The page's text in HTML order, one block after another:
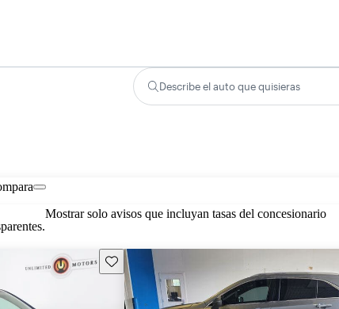
Describe el auto que quisieras
Mostrar solo avisos que incluyan tasas del concesionario
Guarda este Aviso